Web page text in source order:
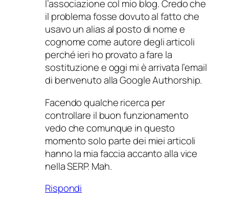
l’associazione col mio blog. Credo che
il problema fosse dovuto al fatto che
usavo un alias al posto di nome e
cognome come autore degli articoli
perché ieri ho provato a fare la
sostituzione e oggi mi è arrivata l’email
di benvenuto alla Google Authorship.
Facendo qualche ricerca per
controllare il buon funzionamento
vedo che comunque in questo
momento solo parte dei miei articoli
hanno la mia faccia accanto alla vice
nella SERP. Mah.
Rispondi